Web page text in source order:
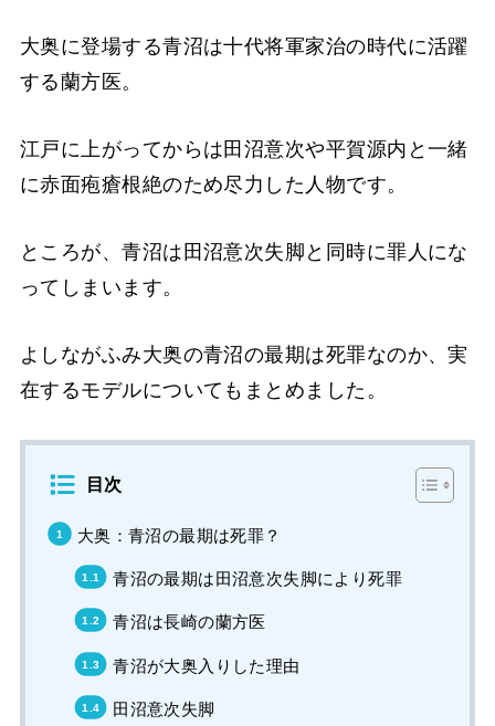
大奥に登場する青沼は十代将軍家治の時代に活躍
する蘭方医。
江戸に上がってからは田沼意次や平賀源内と一緒
に赤面疱瘡根絶のため尽力した人物です。
ところが、青沼は田沼意次失脚と同時に罪人にな
ってしまいます。
よしながふみ大奥の青沼の最期は死罪なのか、実
在するモデルについてもまとめました。
目次
大奥：青沼の最期は死罪？
青沼の最期は田沼意次失脚により死罪
青沼は長崎の蘭方医
青沼が大奥入りした理由
田沼意次失脚